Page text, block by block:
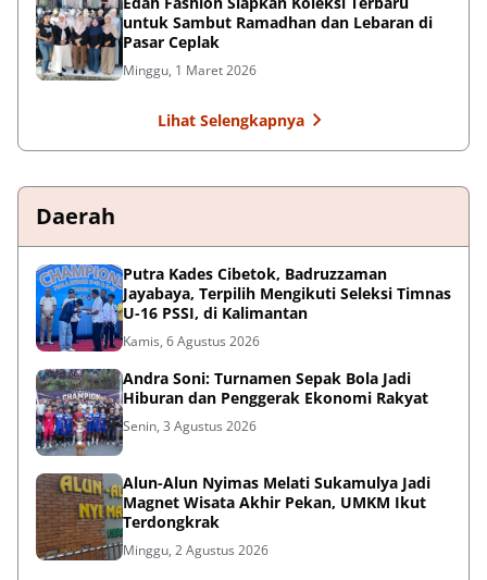
untuk Sambut Ramadhan dan Lebaran di
Pasar Ceplak
Minggu, 1 Maret 2026
Lihat Selengkapnya
Daerah
Putra Kades Cibetok, Badruzzaman
Jayabaya, Terpilih Mengikuti Seleksi Timnas
U-16 PSSI, di Kalimantan
Kamis, 6 Agustus 2026
Andra Soni: Turnamen Sepak Bola Jadi
Hiburan dan Penggerak Ekonomi Rakyat
Senin, 3 Agustus 2026
Alun-Alun Nyimas Melati Sukamulya Jadi
Magnet Wisata Akhir Pekan, UMKM Ikut
Terdongkrak
Minggu, 2 Agustus 2026